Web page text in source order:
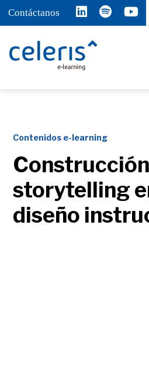
Contáctanos
Contenidos e-learning
storytelling
diseño